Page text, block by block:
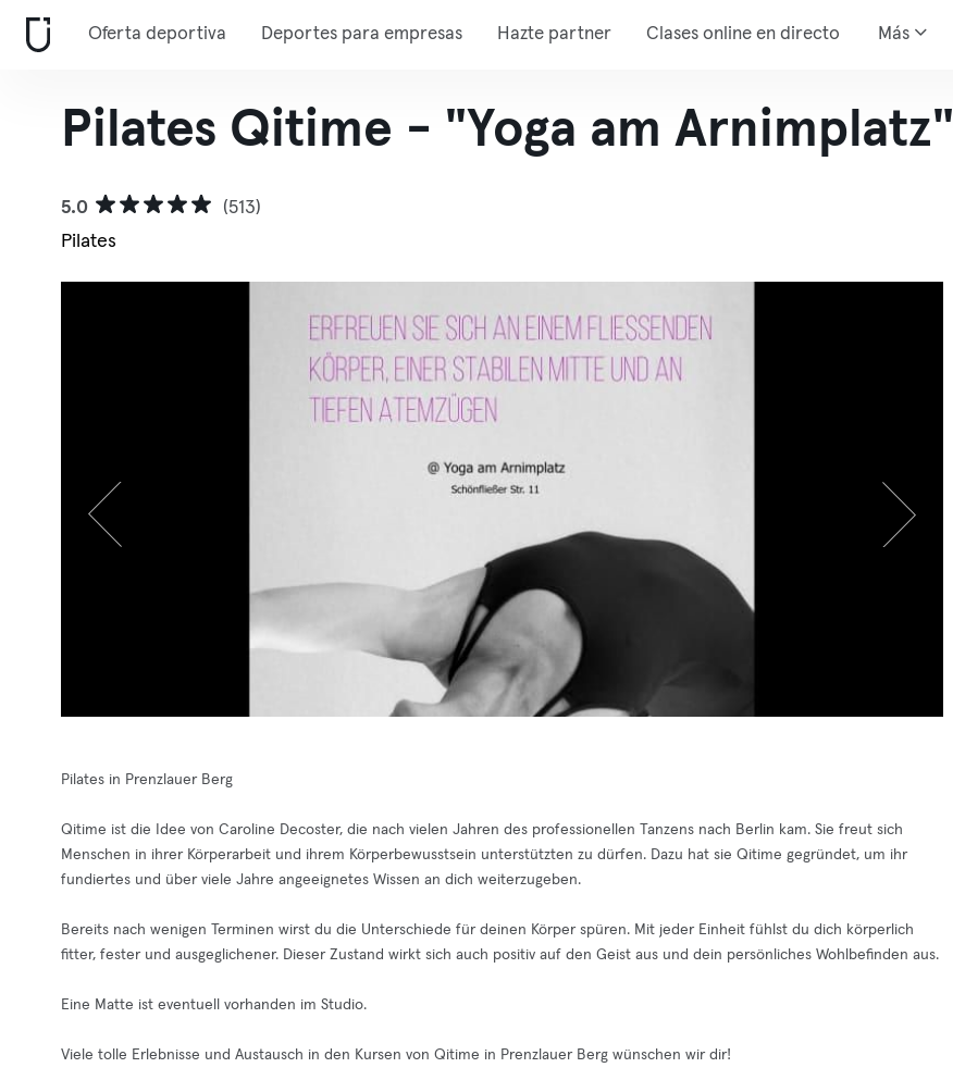
Oferta deportiva Deportes para empresas Hazte partner Clases online en directo Más
Pilates Qitime - "Yoga am Arnimplatz"
5.0
(513)
Pilates
Pilates in Prenzlauer Berg
Qitime ist die Idee von Caroline Decoster, die nach vielen Jahren des professionellen Tanzens nach Berlin kam. Sie freut sich
Menschen in ihrer Körperarbeit und ihrem Körperbewusstsein unterstützten zu dürfen. Dazu hat sie Qitime gegründet, um ihr
fundiertes und über viele Jahre angeeignetes Wissen an dich weiterzugeben.
Bereits nach wenigen Terminen wirst du die Unterschiede für deinen Körper spüren. Mit jeder Einheit fühlst du dich körperlich
fitter, fester und ausgeglichener. Dieser Zustand wirkt sich auch positiv auf den Geist aus und dein persönliches Wohlbefinden aus.
Eine Matte ist eventuell vorhanden im Studio.
Viele tolle Erlebnisse und Austausch in den Kursen von Qitime in Prenzlauer Berg wünschen wir dir!